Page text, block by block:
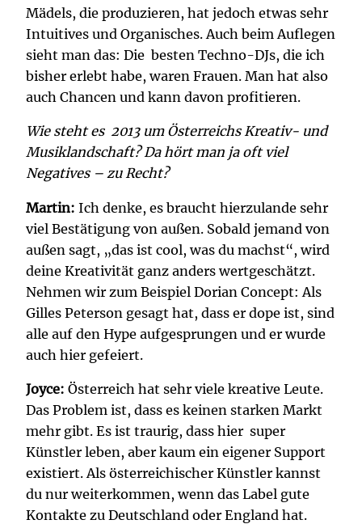
Mädels, die produzieren, hat jedoch etwas sehr
Intuitives und Organisches. Auch beim Auflegen
sieht man das: Die besten Techno-DJs, die ich
bisher erlebt habe, waren Frauen. Man hat also
auch Chancen und kann davon profitieren.
Wie steht es 2013 um Österreichs Kreativ- und
Musiklandschaft? Da hört man ja oft viel
Negatives – zu Recht?
Martin: Ich denke, es braucht hierzulande sehr
viel Bestätigung von außen. Sobald jemand von
außen sagt, „das ist cool, was du machst“, wird
deine Kreativität ganz anders wertgeschätzt.
Nehmen wir zum Beispiel Dorian Concept: Als
Gilles Peterson gesagt hat, dass er dope ist, sind
alle auf den Hype aufgesprungen und er wurde
auch hier gefeiert.
Joyce: Österreich hat sehr viele kreative Leute.
Das Problem ist, dass es keinen starken Markt
mehr gibt. Es ist traurig, dass hier super
Künstler leben, aber kaum ein eigener Support
existiert. Als österreichischer Künstler kannst
du nur weiterkommen, wenn das Label gute
Kontakte zu Deutschland oder England hat.